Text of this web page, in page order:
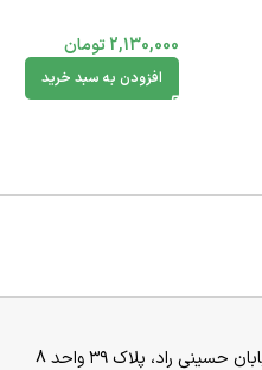
2,130,000 تومان
افزودن به سبد خرید
راد، پلاک ۳۹ واحد 8